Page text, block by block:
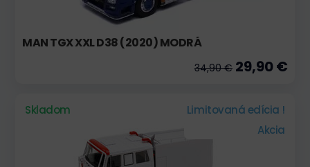
MAN TGX XXL D38 (2020) MODRÁ
34,90 € 29,90 €
Skladom
Limitovaná edícia !
Akcia